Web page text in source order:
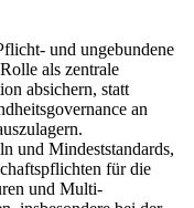
und ungebundene
als zentrale
absichern, statt
an
und Mindeststandards,
für die
und Multi-